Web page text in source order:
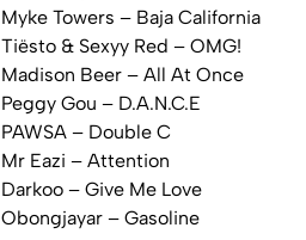
Myke Towers – Baja California
Tiësto & Sexyy Red – OMG!
Madison Beer – All At Once
Peggy Gou – D.A.N.C.E
PAWSA – Double C
Mr Eazi – Attention
Darkoo – Give Me Love
Obongjayar – Gasoline